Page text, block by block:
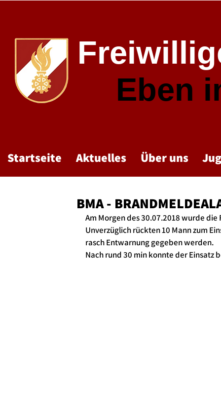
Eben
Startseite Aktuelles Über uns
BMA -
Am Morgen des 30.07.2018 wurde
Unverzüglich rückten 10 Mann zum
rasch Entwarnung gegeben werden.
Nach rund 30 min konnte der Einsatz